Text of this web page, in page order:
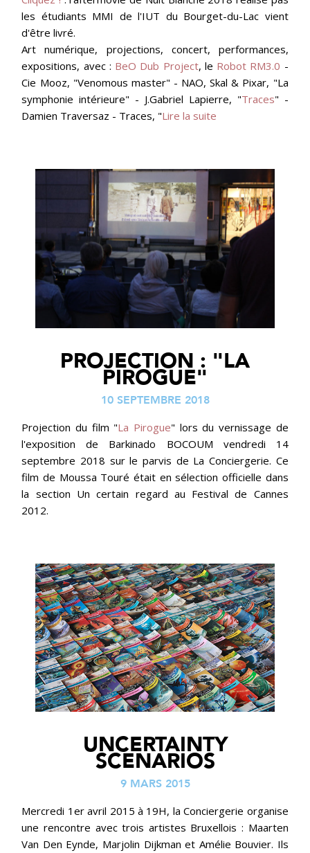
les étudiants MMI de l'IUT du Bourget-du-Lac vient
d'être livré.
Art numérique, projections, concert, performances,
expositions, avec : BeO Dub Project, le Robot RM3.0 -
Cie Mooz, "Venomous master" - NAO, Skal & Pixar, "La
symphonie intérieure" - J.Gabriel Lapierre, "Traces" -
Damien Traversaz - Traces, "Lire la suite
PROJECTION : "LA
PIROGUE"
10 SEPTEMBRE 2018
Projection du film "La Pirogue" lors du vernissage de
l'exposition de Barkinado BOCOUM vendredi 14
septembre 2018 sur le parvis de La Conciergerie. Ce
film de Moussa Touré était en sélection officielle dans
la section Un certain regard au Festival de Cannes
2012.
UNCERTAINTY
SCENARIOS
9 MARS 2015
Mercredi 1er avril 2015 à 19H, la Conciergerie organise
une rencontre avec trois artistes Bruxellois : Maarten
Van Den Eynde, Marjolin Dijkman et Amélie Bouvier. Ils